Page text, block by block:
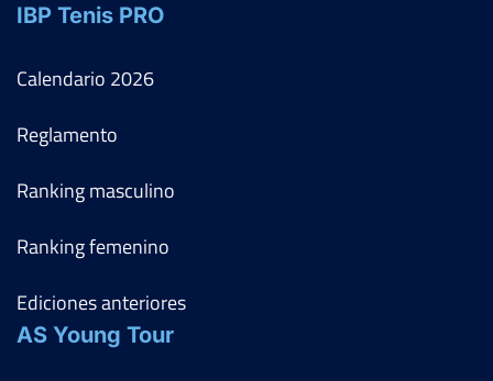
IBP Tenis PRO
Calendario 2026
Reglamento
Ranking masculino
Ranking femenino
Ediciones anteriores
AS Young Tour